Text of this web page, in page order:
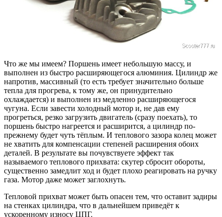
Что же мы имеем? Поршень имеет небольшую массу, и
выполнен из быстро расширяющегося алюминия. Цилиндр же
напротив, массивный (то есть требует значительно больше
тепла для прогрева, к тому же, он принудительно
охлаждается) и выполнен из медленно расширяющегося
чугуна. Если завести холодный мотор и, не дав ему
прогреться, резко загрузить двигатель (сразу поехать), то
поршень быстро нагреется и расширится, а цилиндр по-
прежнему будет чуть тёплым. И теплового зазора колец может
не хватить для компенсации степеней расширения обоих
деталей. В результате вы почувствуете эффект так
называемого теплового прихвата: скутер сбросит обороты,
существенно замедлит ход и будет плохо реагировать на ручку
газа. Мотор даже может заглохнуть.
Тепловой прихват может быть опасен тем, что оставит задиры
на стенках цилиндра, что в дальнейшем приведёт к
ускоренному износу ЦПГ.